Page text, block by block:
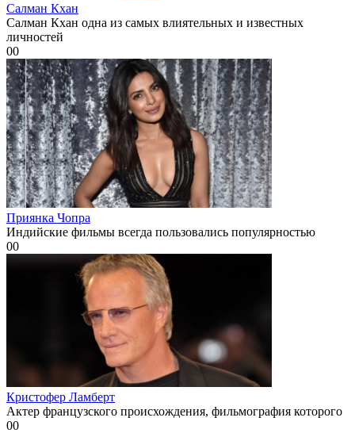
Салман Кхан
Салман Кхан одна из самых влиятельных и известных
личностей
00
Приянка Чопра
Индийские фильмы всегда пользовались популярностью
00
Кристофер Ламберт
Актер французского происхождения, фильмография которого
00